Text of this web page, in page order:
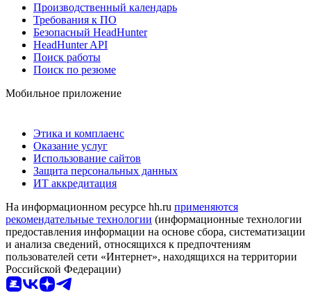
Производственный календарь
Требования к ПО
Безопасный HeadHunter
HeadHunter API
Поиск работы
Поиск по резюме
Мобильное приложение
Этика и комплаенс
Оказание услуг
Использование сайтов
Защита персональных данных
ИТ аккредитация
На информационном ресурсе hh.ru применяются
рекомендательные технологии (информационные технологии
предоставления информации на основе сбора, систематизации
и анализа сведений, относящихся к предпочтениям
пользователей сети «Интернет», находящихся на территории
Российской Федерации)